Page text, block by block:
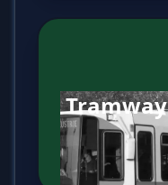
Tramway